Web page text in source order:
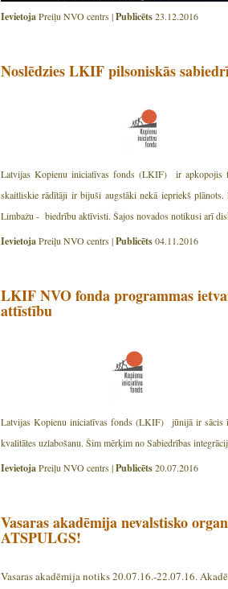
IevietojaPreiļu NVO centrs |Publicēts23.12.2016
Noslēdzies LKIF pilsoniskās
Latvijas Kopienu iniciatīvas fonds (LKIF) ir apkopojis
skaitliskie rādītāji ir bijuši augstāki nekā iepriekš
Limbažu - biedrību aktīvisti. Šajos novados notikusi arī
IevietojaPreiļu NVO centrs |Publicēts04.11.2016
LKIF NVO fonda programmas
attīstību
Latvijas Kopienu iniciatīvas fonds (LKIF) jūnijā ir sācis
kvalitātes uzlabošanu. Šim mērķim no Sabiedrības
IevietojaPreiļu NVO centrs |Publicēts20.07.2016
Vasaras akadēmija nevalstisko
ATSPULGS!
Vasaras akadēmija notiks 20.07.16.-22.07.16.